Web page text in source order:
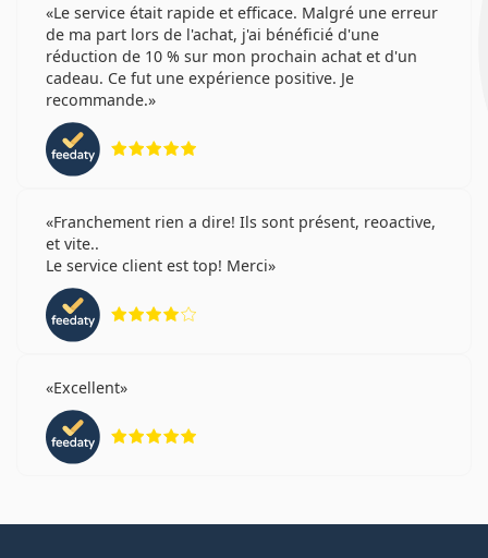
Le service était rapide et efficace. Malgré une erreur
de ma part lors de l'achat, j'ai bénéficié d'une
réduction de 10 % sur mon prochain achat et d'un
cadeau. Ce fut une expérience positive. Je
recommande.
Franchement rien a dire! Ils sont présent, reoactive,
et vite..
Le service client est top! Merci
Excellent